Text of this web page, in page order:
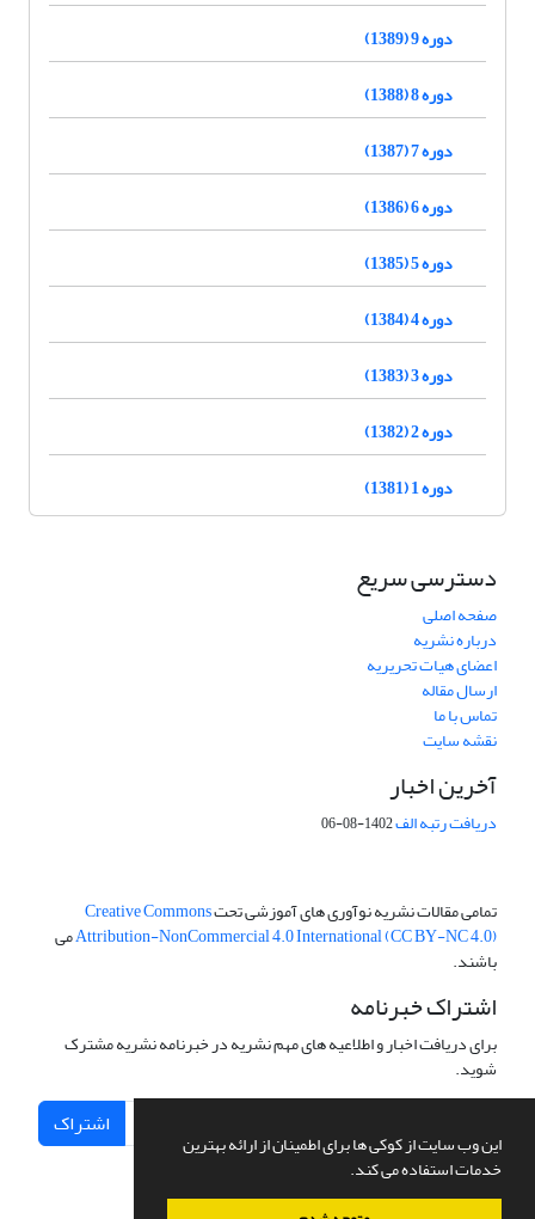
این وب سایت از کوکی ها برای اطمینان از ارائه بهترین
خدمات استفاده می کند.
دوره 9 (1389)
دوره 8 (1388)
دوره 7 (1387)
دوره 6 (1386)
دوره 5 (1385)
دوره 4 (1384)
دوره 3 (1383)
دوره 2 (1382)
دوره 1 (1381)
دسترسی سریع
صفحه اصلی
درباره نشریه
اعضای هیات تحریریه
ارسال مقاله
تماس با ما
نقشه سایت
آخرین اخبار
دریافت رتبه الف1402-08-06
تمامی مقالات نشریه نوآوری های آموزشی تحتCreative Commons
Attribution-NonCommercial 4.0 International (CC BY-NC 4.0)می
باشند.
اشتراک خبرنامه
برای دریافت اخبار و اطلاعیه های مهم نشریه در خبرنامه نشریه مشترک
شوید.
اشتراک